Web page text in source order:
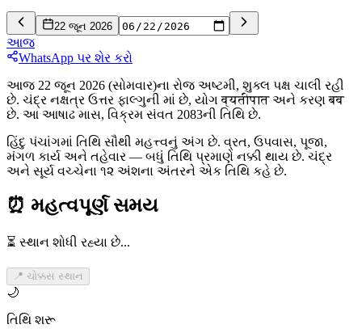
22 જૂન 2026
આજ
WhatsApp પર શેર કરો
આજ 22 જૂન 2026 (સોમવાર)ના રોજ અષ્ટમી, શુક્લ પક્ષ ચાલી રહી
છે. ચંદ્ર નક્ષત્ર ઉત્તર ફાલ્ગુની માં છે, યોગ व्यतीपात અને કરણ बव
છે. આ આષાઢ માસ, વિક્રમ સંવત 2083ની તિથિ છે.
હિંદુ પંચાંગમાં તિથિ સૌથી મહત્ત્વનું અંગ છે. વ્રત, ઉપવાસ, પૂજા,
મંગળ કાર્ય અને તહેવાર — બધું તિથિ પ્રમાણે નક્કી થાય છે. ચંદ્ર
અને સૂર્ય વચ્ચેના ૧૨ અંશના અંતરને એક તિથિ કહે છે.
⏰ મહત્વપૂર્ણ સમય
⏳ સ્થાન શોધી રહ્યા છે...
📍 ચોક્કસ સ્થાન
🌙
તિથિ શરૂ